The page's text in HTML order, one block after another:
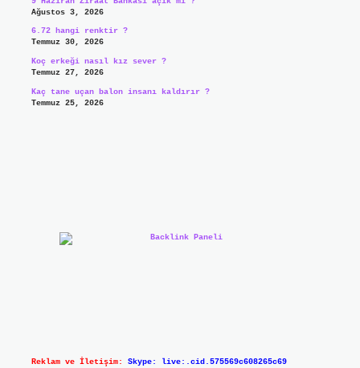
Ağustos 3, 2026
6.72 hangi renktir ?
Temmuz 30, 2026
Koç erkeği nasıl kız sever ?
Temmuz 27, 2026
Kaç tane uçan balon insanı kaldırır ?
Temmuz 25, 2026
Reklam ve İletişim: Skype: live:.cid.575569c608265c69